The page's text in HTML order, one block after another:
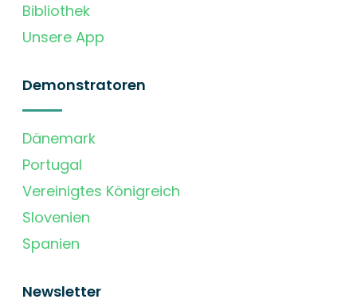
Bibliothek
Unsere App
Demonstratoren
Dänemark
Portugal
Vereinigtes Königreich
Slovenien
Spanien
Newsletter